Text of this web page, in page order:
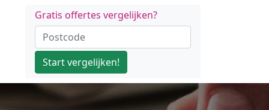
Gratis offertes vergelijken?
Start vergelijken!